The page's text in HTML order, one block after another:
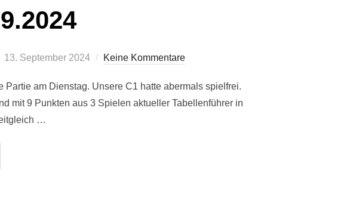
Veröffentlicht
13. September 2024 Keine Kommentare
am Dienstag. Unsere C1 hatte abermals spielfrei.
mit 9 Punkten aus 3 Spielen aktueller Tabellenführer in
…
WOCHENENDE 07. / 08.09.2024 UND DIENSTAG 10.09.2024“